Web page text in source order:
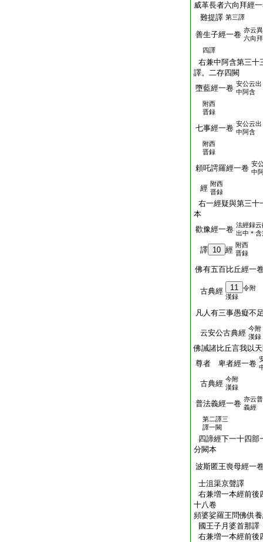
威革長者六向拜經
難提譯 第三譯
善生子經一卷 亦云
六向
四譯
右兼中阿含第三十
譯。二存四闕
墮藍經一卷 安公云出
中阿含
附西
晋録
七事經一卷 安公云出
中阿含
附西
晋録
頼吒謣羅經一卷 安
中
經 附西
晋録
右一經疑與第三十
本
歡豫經一卷 法經録
出中＊
譯 10 經
附西
晋録
佛有五百比丘經一
古典經 11
令附
漢録
凡人有三事愚癡不
云安公古典經 今附
漢録
佛誡諸比丘言我以
尊者 卑者經一卷
古典經 今附
漢録
普法義經一卷 亦云普
義經
第二譯三
譯一闕
四諦經下一十四部
分闕本
波斯匿王喪母經一
士沮渠京聲譯
右兼増一本經前後
十八卷
頻婆娑羅王問佛供
國王子月婆首那譯
右兼増一本經前後